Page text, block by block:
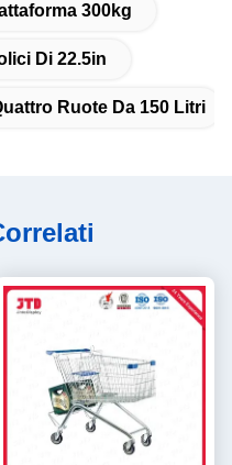
300kg
Di 22.5in
Ruote Da 150 Litri